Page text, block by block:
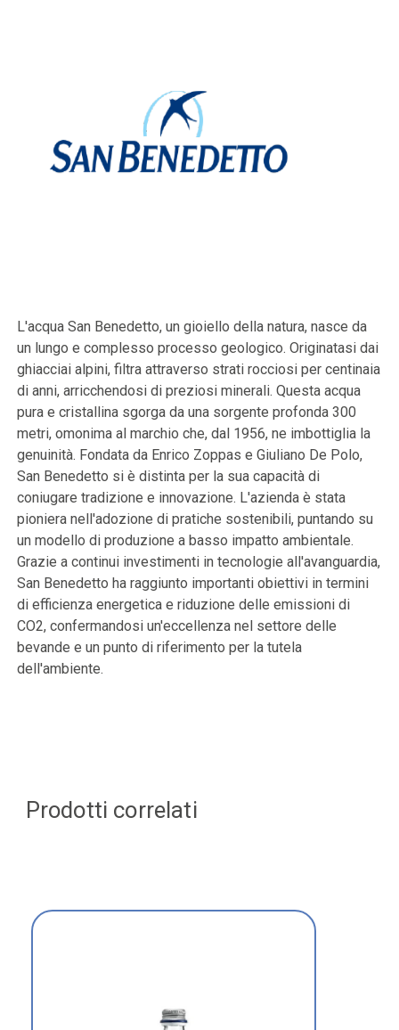
L'acqua San Benedetto, un gioiello della natura, nasce da
un lungo e complesso processo geologico. Originatasi dai
ghiacciai alpini, filtra attraverso strati rocciosi per centinaia
di anni, arricchendosi di preziosi minerali. Questa acqua
pura e cristallina sgorga da una sorgente profonda 300
metri, omonima al marchio che, dal 1956, ne imbottiglia la
genuinità. Fondata da Enrico Zoppas e Giuliano De Polo,
San Benedetto si è distinta per la sua capacità di
coniugare tradizione e innovazione. L'azienda è stata
pioniera nell'adozione di pratiche sostenibili, puntando su
un modello di produzione a basso impatto ambientale.
Grazie a continui investimenti in tecnologie all'avanguardia,
San Benedetto ha raggiunto importanti obiettivi in termini
di efficienza energetica e riduzione delle emissioni di
CO2, confermandosi un'eccellenza nel settore delle
bevande e un punto di riferimento per la tutela
dell'ambiente.
Prodotti correlati